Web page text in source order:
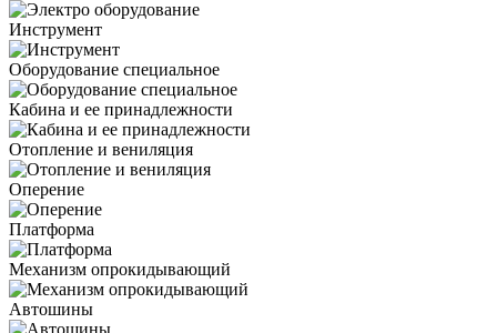
Инструмент
Оборудование специальное
Кабина и ее принадлежности
Отопление и вениляция
Оперение
Платформа
Механизм опрокидывающий
Автошины